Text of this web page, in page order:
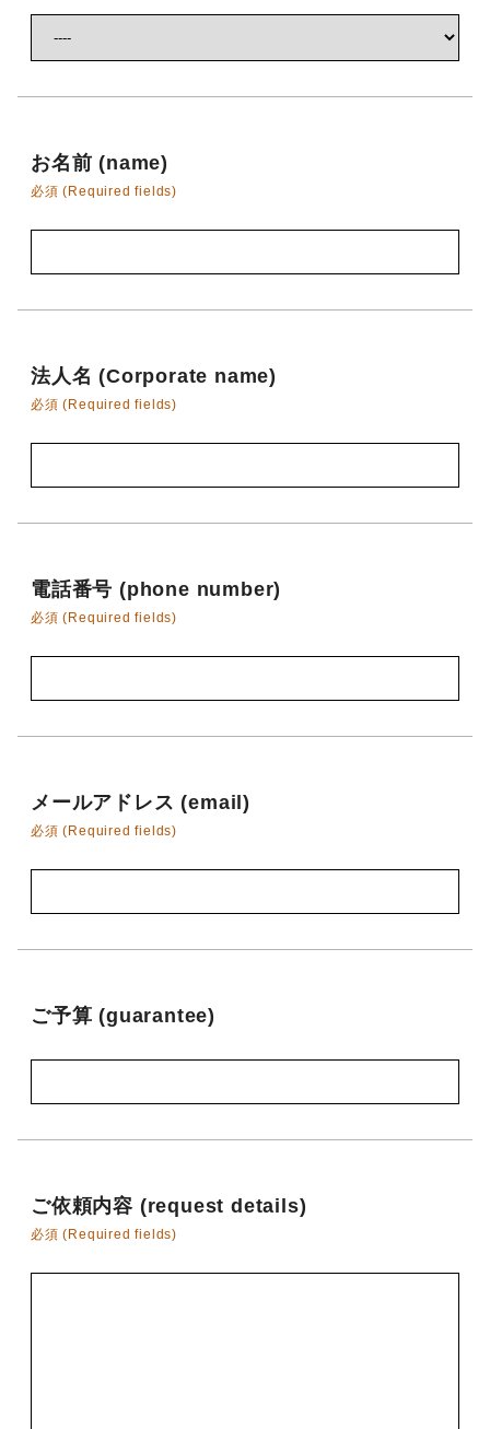
お名前 (name)
必須 (Required fields)
法人名 (Corporate name)
必須 (Required fields)
電話番号 (phone number)
必須 (Required fields)
メールアドレス (email)
必須 (Required fields)
ご予算 (guarantee)
ご依頼内容 (request details)
必須 (Required fields)